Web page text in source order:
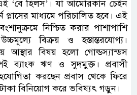
‘বে হিলস’। যা আমেরিকান চেইন
প্লাসের মাধ্যমে পরিচালিত হবে। এই
নিশ্চিত করার পাশাপাশি
বিক্রয় ও হস্তান্তরযোগ্য।
আস্থার বিষয় হলো গোল্ডস্যান্ডস
ব্যাংক ঋণ ও সুদমুক্ত। প্রবাসী
করছেন প্রবাস থেকে ফিরে
বিনিয়োগ করে ভবিষ্যৎ গড়ুন।